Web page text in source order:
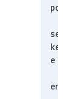
set
e
end